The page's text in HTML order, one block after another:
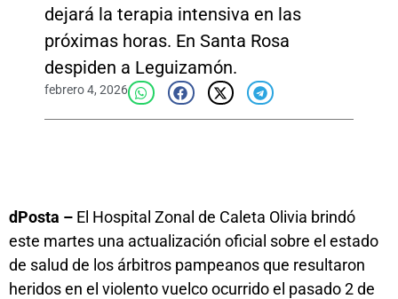
dejará la terapia intensiva en las
próximas horas. En Santa Rosa
despiden a Leguizamón.
febrero 4, 2026
dPosta – El Hospital Zonal de Caleta Olivia brindó
este martes una actualización oficial sobre el estado
de salud de los árbitros pampeanos que resultaron
heridos en el violento vuelco ocurrido el pasado 2 de